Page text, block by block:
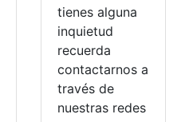
tienes alguna
inquietud
recuerda
contactarnos a
través de
nuestras redes